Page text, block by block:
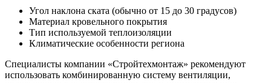
Угол наклона ската (обычно от 15 до 30 градусов)
Материал кровельного покрытия
Тип используемой теплоизоляции
Климатические особенности региона
Специалисты компании «Стройтехмонтаж» рекомендуют
использовать комбинированную систему вентиляции,